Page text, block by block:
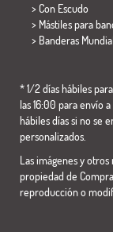
> Con Escudo
> Mástiles para
> Banderas
* 1/2 días hábiles
las 16:00 para envío
hábiles días si no se
personalizados.
Las imágenes y
propiedad de
reproducción o